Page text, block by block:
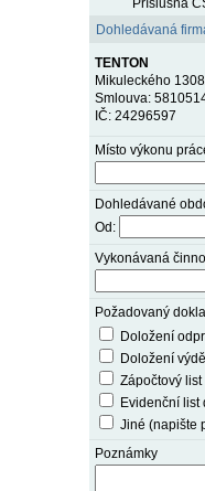
Příslušná
Dohledávaná
TENTON
Mikuleckého
Smlouva:
IČ: 24296597
Místo výkonu
Dohledávané
Od:
Vykonávaná
Požadovaný
Doložení
Doložení
Zápočtový list
Evidenční list
Jiné (napište
Poznámky